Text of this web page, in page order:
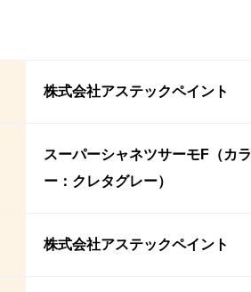
株式会社アステックペイント
スーパーシャネツサーモF（カラ
ー：クレタグレー）
株式会社アステックペイント